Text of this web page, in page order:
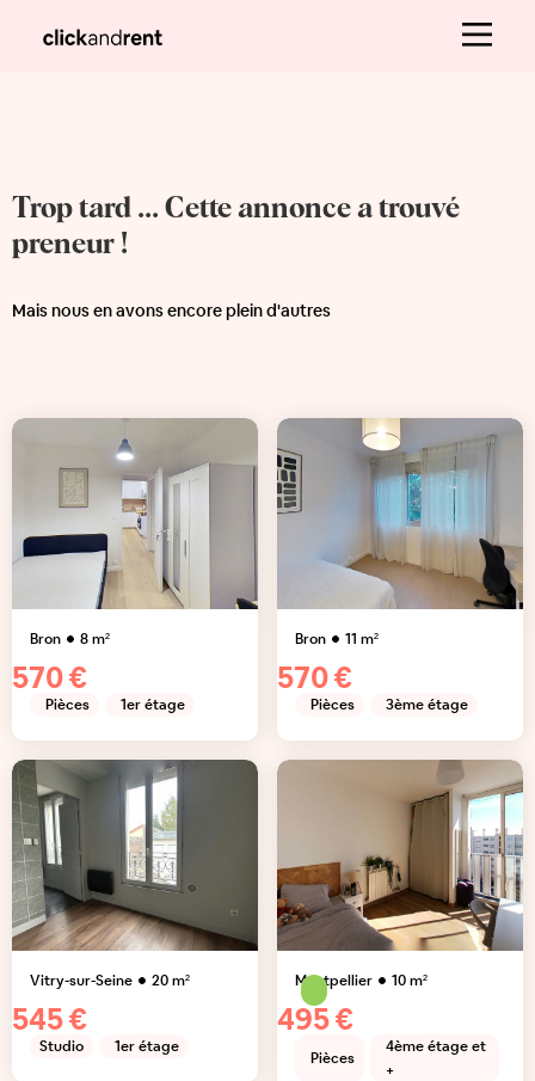
Trop tard ... Cette annonce a trouvé
preneur !
Mais nous en avons encore plein d'autres
Bron 8m²
570 €
Pièces 1er étage
Bron 11 m²
570 €
Pièces 3ème étage
Vitry-sur-Seine 20m²
545 €
Studio 1er étage
Montpellier 10m²
495 €
Pièces
4ème étage et
+